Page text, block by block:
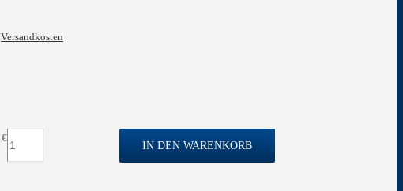
Versandkosten
€Drei
Choral-
Sonaten,
IN DEN WARENKORB